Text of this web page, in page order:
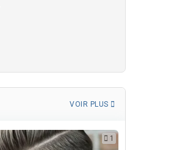
VOIR PLUS
1